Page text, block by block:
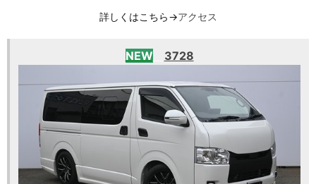
詳しくはこちら→アクセス
NEW 3728